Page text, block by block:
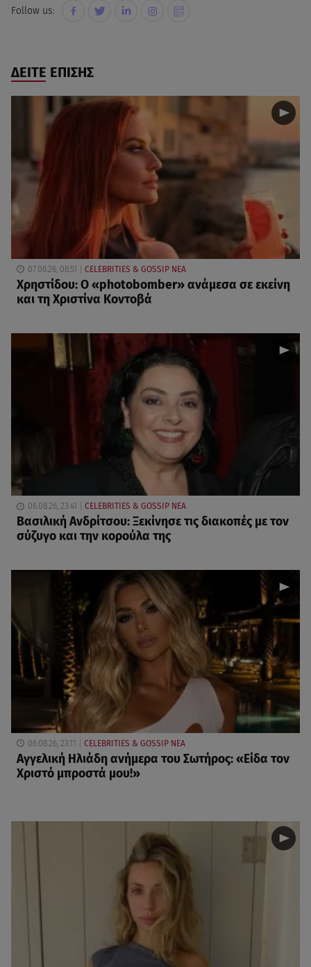
Follow us:
ΔΕΙΤΕ ΕΠΙΣΗΣ
07.08.26, 08:51 CELEBRITIES & GOSSIP ΝΕΑ
Χρηστίδου: Ο «photobomber» ανάμεσα σε εκείνη
και τη Χριστίνα Κοντοβά
06.08.26, 23:41 CELEBRITIES & GOSSIP ΝΕΑ
Βασιλική Ανδρίτσου: Ξεκίνησε τις διακοπές με τον
σύζυγο και την κορούλα της
06.08.26, 23:11 CELEBRITIES & GOSSIP ΝΕΑ
Αγγελική Ηλιάδη ανήμερα του Σωτήρος: «Είδα τον
Χριστό μπροστά μου!»